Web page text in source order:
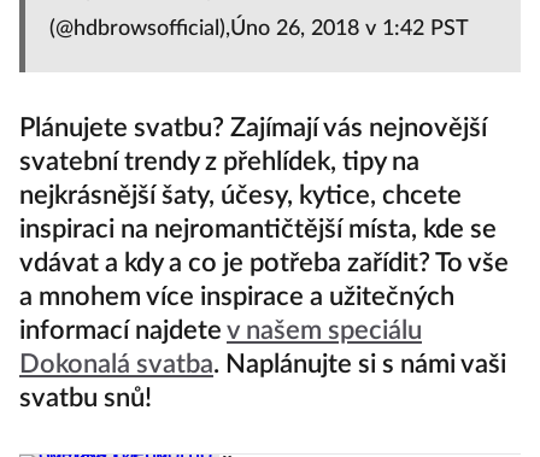
(@hdbrowsofficial),Úno 26, 2018 v 1:42 PST
Plánujete svatbu? Zajímají vás nejnovější
svatební trendy z přehlídek, tipy na
nejkrásnější šaty, účesy, kytice, chcete
inspiraci na nejromantičtější místa, kde se
vdávat a kdy a co je potřeba zařídit? To vše
a mnohem více inspirace a užitečných
informací najdete v našem speciálu
Dokonalá svatba. Naplánujte si s námi vaši
svatbu snů!